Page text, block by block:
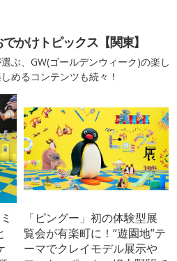
かけトピックス【関東】
ぶ、GW(ゴールデンウィーク)の楽し
めるコンテンツも続々！
「ピングー」初の体験型展
覧会が有楽町に！“遊園地”テ
ーマでクレイモデル展示や